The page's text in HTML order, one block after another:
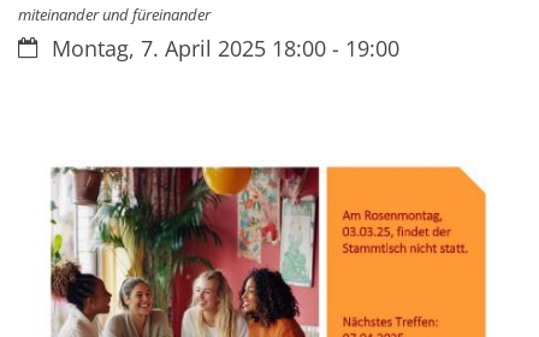
miteinander und füreinander
Datum:Montag, 7. April 2025 18:00 - 19:00